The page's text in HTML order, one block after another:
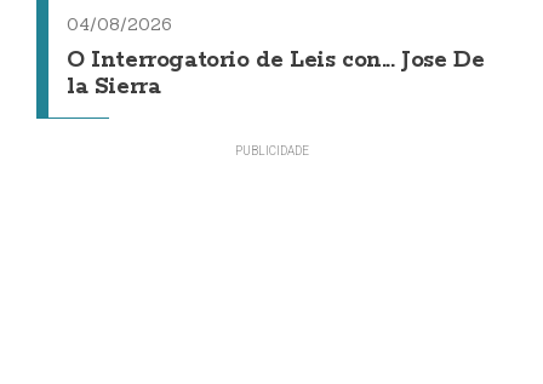
04/08/2026
O Interrogatorio de Leis con... Jose De
la Sierra